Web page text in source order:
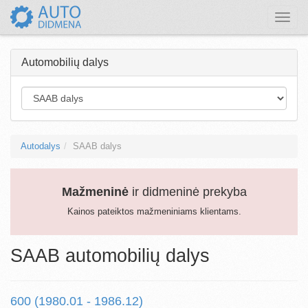
Toggle
Automobilių dalys
Autodalys SAAB dalys
Mažmeninėir didmeninė prekyba
Kainos pateiktos mažmeniniams klientams.
SAAB automobilių dalys
600 (1980.01 - 1986.12)